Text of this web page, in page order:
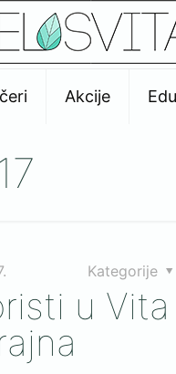
Akcije
Kategorije
u Vita